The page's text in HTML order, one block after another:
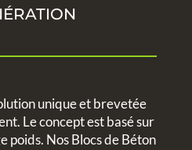
unique et brevetée
Le concept est basé sur
poids. Nos Blocs de Béton